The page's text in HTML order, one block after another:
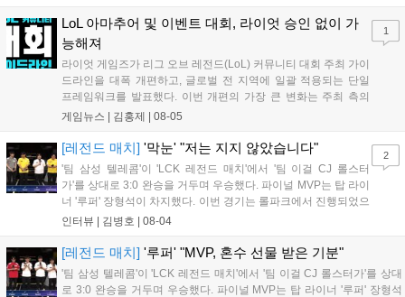
LoL 아마추어 및 이벤트 대회, 라이엇 승인 없이 가
능해져
라이엇 게임즈가 리그 오브 레전드(LoL) 커뮤니티 대회 주최 가이
드라인을 대폭 개편하고, 글로벌 전 지역에 일괄 적용되는 단일
프레임워크를 발표했다. 이번 개편의 가장 큰 변화는 주최 측의
자율성 보장이다. 그동안 대회를 개최할 때 필요했던 라이엇 게임
현황 양식만 제출하면 PC방 LAN 대회...
게임뉴스 | 김홍제 | 08-05
1
[레전드 매치] '막눈' "저는 지지 않았습니다"
'팀 삼성 텔레콤'이 'LCK 레전드 매치'에서 '팀 이걸 CJ 롤스터
가'를 상대로 3:0 완승을 거두며 우승했다. 파이널 MVP는 탑 라이
너 '루퍼' 장형석이 차지했다. 이번 경기는 롤파크에서 진행되었으
며, 전설적인 선수들이 모여 수준 높은 경기력을 선보였다. 선수
이러한 레전드 매치가 다시 열리기를 희망하며 경기를 성공적으
인터뷰 | 김병호 | 08-04
2
[레전드 매치] '루퍼' "MVP, 혼수 선물 받은 기분"
'팀 삼성 텔레콤'이 'LCK 레전드 매치'에서 '팀 이걸 CJ 롤스터가'를 상대
로 3:0 완승을 거두며 우승했다. 파이널 MVP는 탑 라이너 '루퍼' 장형석